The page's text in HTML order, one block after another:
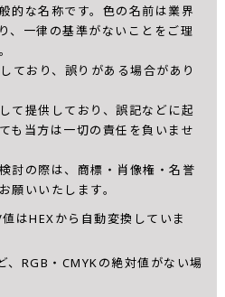
的な名称です。色の名前は業界
、一律の基準がないことをご理
ており、誤りがある場合があり
て提供しており、誤記などに起
も当方は一切の責任を負いませ
討の際は、商標・肖像権・名誉
願いいたします。
はHEXから自動変換していま
、RGB・CMYKの絶対値がない場